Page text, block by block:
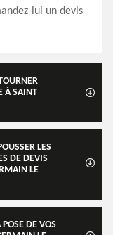
lui un devis
À SAINT
LES
DE DEVIS
LE
DE VOS